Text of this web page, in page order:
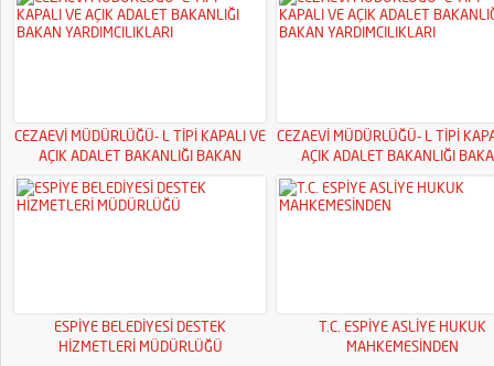
CEZAEVİ MÜDÜRLÜĞÜ- L TİPİ KAPALI VE
AÇIK ADALET BAKANLIĞI BAKAN
CEZAEVİ MÜDÜRLÜĞÜ- L TİPİ
AÇIK ADALET BAKANLIĞI
ESPİYE BELEDİYESİ DESTEK
HİZMETLERİ MÜDÜRLÜĞÜ
T.C. ESPİYE ASLİYE HUKUK
MAHKEMESİNDEN